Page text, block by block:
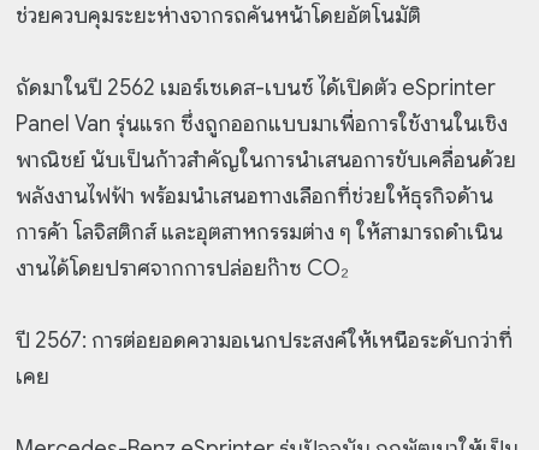
ช่วยควบคุมระยะห่างจากรถคันหน้าโดยอัตโนมัติ
ถัดมาในปี 2562 เมอร์เซเดส-เบนซ์ ได้เปิดตัว eSprinter
Panel Van รุ่นแรก ซึ่งถูกออกแบบมาเพื่อการใช้งานในเชิง
พาณิชย์ นับเป็นก้าวสำคัญในการนำเสนอการขับเคลื่อนด้วย
พลังงานไฟฟ้า พร้อมนำเสนอทางเลือกที่ช่วยให้ธุรกิจด้าน
การค้า โลจิสติกส์ และอุตสาหกรรมต่าง ๆ ให้สามารถดำเนิน
งานได้โดยปราศจากการปล่อยก๊าซ CO₂
ปี 2567: การต่อยอดความอเนกประสงค์ให้เหนือระดับกว่าที่
เคย